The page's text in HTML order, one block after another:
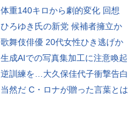
体重140キロから劇的変化 回想
ひろゆき氏の新党 候補者擁立か
歌舞伎俳優 20代女性ひき逃げか
生成AIでの写真集加工に注意喚起
逆訓練を…大久保佳代子衝撃告白
当然だ C・ロナが贈った言葉とは